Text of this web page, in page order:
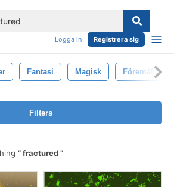
Logga in Registrera sig
Fantasi Magisk Föremål
Filters
fractured